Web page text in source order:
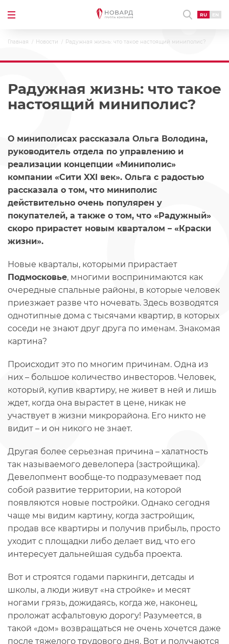
RU EN
Главная Новости Радужная жизнь: что такое настоящий миниполис?
Радужная жизнь: что такое
настоящий миниполис?
О миниполисах рассказала Ольга Володина,
руководитель отдела по управлению и
реализации концепции «Миниполис»
компании «Сити XXI век». Ольга с радостью
рассказала о том, что миниполис
действительно очень популярен у
покупателей, а также о том, что «Радужный»
скоро прирастет новым кварталом – «Краски
жизни».
Новые кварталы, которыми прирастает
Подмосковье, многими воспринимаются как
очередные спальные районы, в которые человек
приезжает разве что ночевать. Здесь возводятся
однотипные дома с тысячами квартир, в которых
соседи не знают друг друга по именам. Знакомая
картина?
Происходит это по многим причинам. Одна из
них – большое количество инвесторов. Человек,
который, купив квартиру, не живет в ней и лишь
ждет, когда она вырастет в цене, никак не
участвует в жизни микрорайона. Его никто не
видит – и он никого не знает.
Другая более серьезная причина – халатность
так называемого девелопера (застройщика).
Девелопмент вообще-то подразумевает под
собой развитие территории, на которой
появляются новые постройки. Однако сегодня
чаще мы видим картину, когда застройщик,
продав все квартиры и получив прибыль, просто
уходит с площадки либо делает вид, что его
интересует дальнейшая судьба проекта.
Вот и строятся годами паркинги, детсады и
школы, а люди живут «на стройке» и месят
ногами грязь, дожидаясь, когда же, наконец,
проложат асфальтовую дорогу! Разумеется, в
такой «дом» возвращаться не очень хочется даже
после тяжелого трудового дня. Вот и получаются